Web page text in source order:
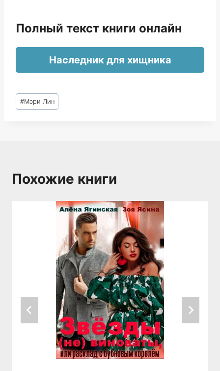
Полный текст книги онлайн
Наследник для хищника
Метки
записи:
#Мэри Лин
Похожие книги